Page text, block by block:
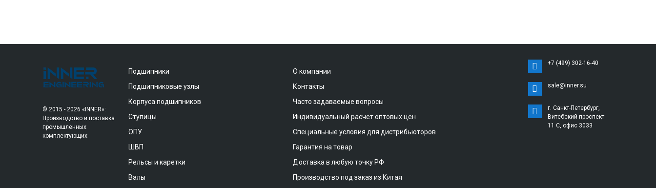
© 2015 - 2026 «INNER»:
Производство и поставка
промышленных
комплектующих
Подшипники
Подшипниковые узлы
Корпуса подшипников
Ступицы
ОПУ
ШВП
Рельсы и каретки
Валы
О компании
Контакты
Часто задаваемые вопросы
Индивидуальный расчет оптовых цен
Специальные условия для дистрибьюторов
Гарантия на товар
Доставка в любую точку РФ
Производство под заказ из Китая
+7 (499) 302-16-40
sale@inner.su
г. Санкт-Петербург,
Витебский проспект
11 С, офис 3033